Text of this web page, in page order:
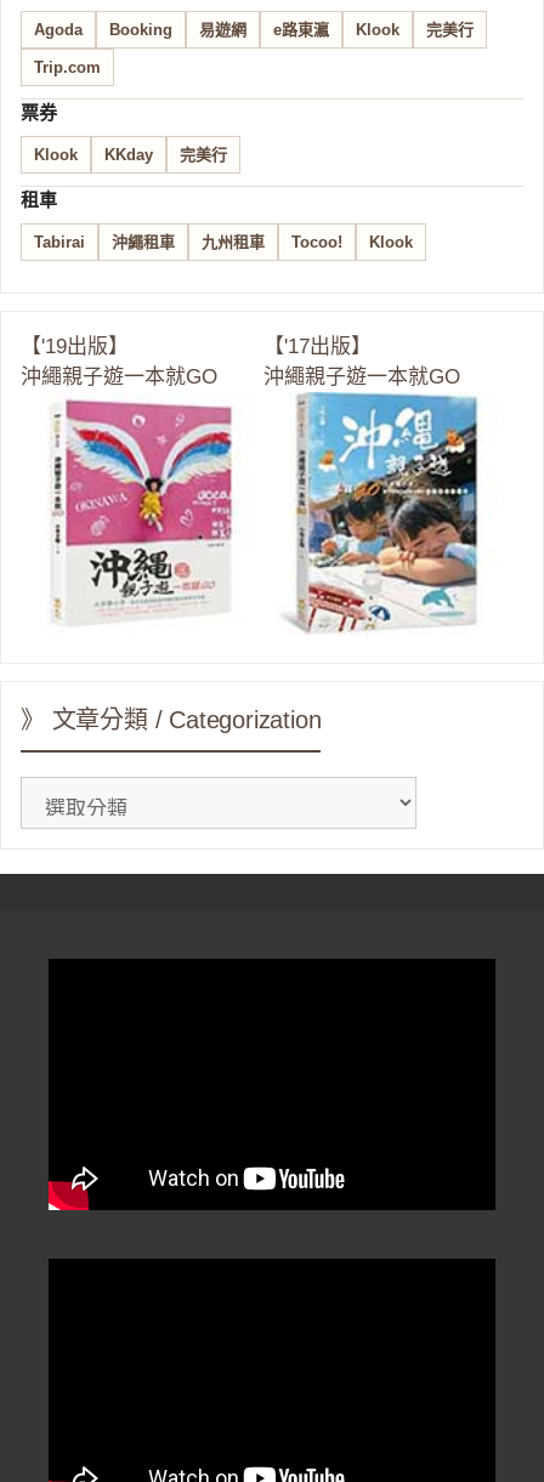
Agoda Booking 易遊網 e路東瀛 Klook 完美行
Trip.com
票券
Klook KKday 完美行
租車
Tabirai 沖繩租車 九州租車 Tocoo! Klook
【'19出版】
沖繩親子遊一本就GO
【'17出版】
沖繩親子遊一本就GO
》 文章分類 / Categorization
分